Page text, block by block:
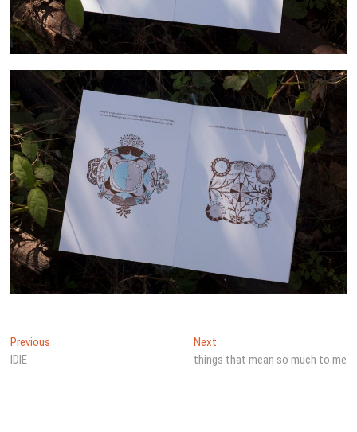
文
章
Previous
IDIE
NextNext
post:
things that mean so much to me